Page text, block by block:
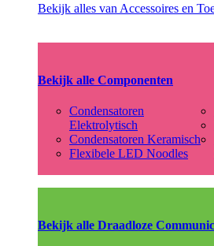
Bekijk alles van Accessoires en
Bekijk alle Componenten
Condensatoren
Elektrolytisch
Condensatoren Keramisch
Flexibele LED Noodles
Bekijk alle Draadloze